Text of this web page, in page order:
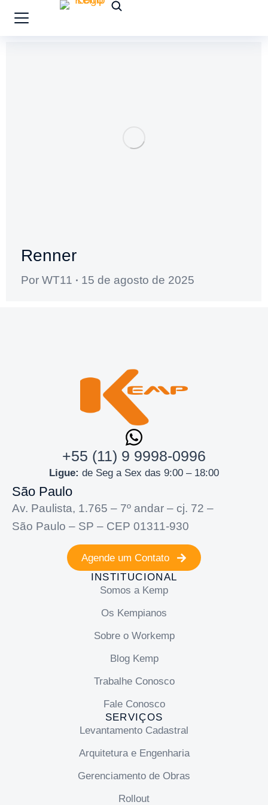
Renner
Por WT11 15 de agosto de 2025
+55 (11) 9 9998-0996
Ligue: de Seg a Sex das 9:00 – 18:00
São Paulo
Av. Paulista, 1.765 – 7º andar – cj. 72 –
São Paulo – SP – CEP 01311-930
Agende um Contato
INSTITUCIONAL
Somos a Kemp
Os Kempianos
Sobre o Workemp
Blog Kemp
Trabalhe Conosco
Fale Conosco
SERVIÇOS
Levantamento Cadastral
Arquitetura e Engenharia
Gerenciamento de Obras
Rollout